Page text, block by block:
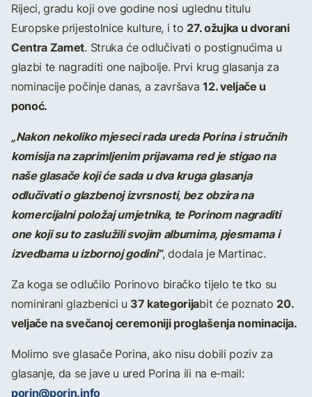
Rijeci, gradu koji ove godine nosi uglednu titulu
Europske prijestolnice kulture, i to27. ožujka u dvorani
Centra Zamet. Struka će odlučivati o postignućima u
glazbi te nagraditi one najbolje. Prvi krug glasanja za
nominacije počinje danas, a završava12. veljače u
ponoć.
„Nakon nekoliko mjeseci rada ureda Porina i stručnih
komisija na zaprimljenim prijavama red je stigao na
naše glasače koji će sada u dva kruga glasanja
odlučivati o glazbenoj izvrsnosti, bez obzira na
komercijalni položaj umjetnika, te Porinom nagraditi
one koji su to zaslužili svojim albumima, pjesmama i
izvedbama u izbornoj godini“, dodala je Martinac.
Za koga se odlučilo Porinovo biračko tijelo te tko su
nominirani glazbenici u 37 kategorijabit će poznato20.
veljače na svečanoj ceremoniji proglašenja nominacija.
Molimo sve glasače Porina, ako nisu dobili poziv za
glasanje, da se jave u ured Porina ili na e-mail:
porin@porin.info